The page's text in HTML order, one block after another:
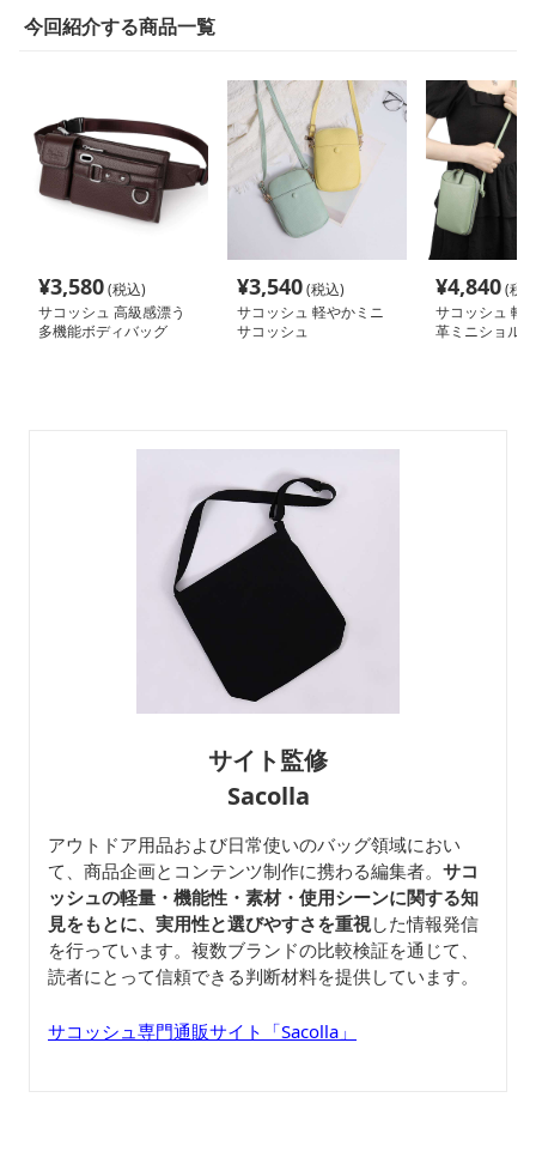
今回紹介する商品一覧
¥3,580(税込)
サコッシュ 高級感漂う
多機能ボディバッグ
¥3,540(税込)
サコッシュ 軽やかミニ
サコッシュ
¥4,840(税
サコッシュ 軽
革ミニショル
サイト監修
Sacolla
アウトドア用品および日常使いのバッグ領域におい
て、商品企画とコンテンツ制作に携わる編集者。 サコ
ッシュの軽量・機能性・素材・使用シーンに関する知
見をもとに、実用性と選びやすさを重視した情報発信
を行っています。複数ブランドの比較検証を通じて、
読者にとって信頼できる判断材料を提供しています。
サコッシュ専門通販サイト「Sacolla」